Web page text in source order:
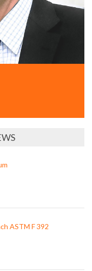
ASTM F 392